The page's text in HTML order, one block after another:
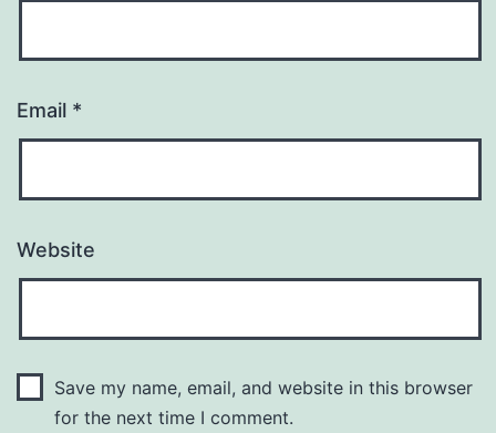
Email *
Website
Save my name, email, and website in this browser
for the next time I comment.